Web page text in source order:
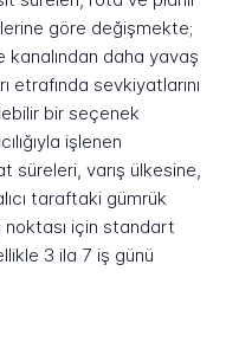
göre değişmekte;
kanalından daha yavaş
etrafında sevkiyatlarını
bir seçenek
işlenen
süreleri, varış ülkesine,
taraftaki gümrük
noktası için standart
3 ila 7 iş günü